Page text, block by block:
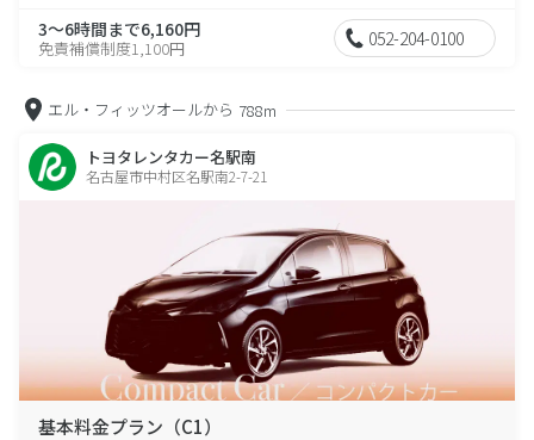
3～6時間まで6,160円
免責補償制度1,100円 052-204-0100
エル・フィッツオールから 788m
トヨタレンタカー名駅南
名古屋市中村区名駅南2-7-21
基本料金プラン（C1）